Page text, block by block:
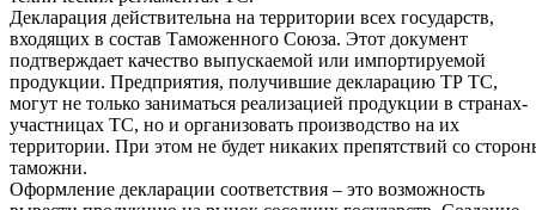
Декларация действительна на территории всех государств,
входящих в состав Таможенного Союза. Этот документ
подтверждает качество выпускаемой или импортируемой
продукции. Предприятия, получившие декларацию ТР ТС,
могут не только заниматься реализацией продукции в странах-
участницах ТС, но и организовать производство на их
территории. При этом не будет никаких препятствий со
таможни.
Оформление декларации соответствия – это возможность